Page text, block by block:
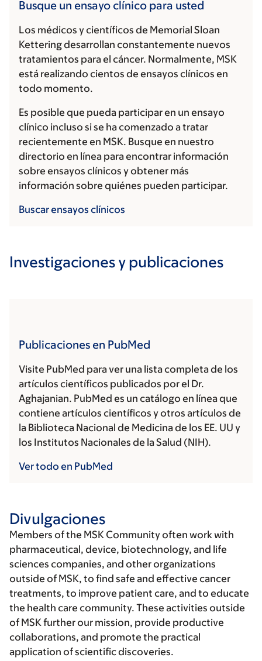
Busque un ensayo clínico para usted
Los médicos y científicos de Memorial Sloan
Kettering desarrollan constantemente nuevos
tratamientos para el cáncer. Normalmente, MSK
está realizando cientos de ensayos clínicos en
todo momento.
Es posible que pueda participar en un ensayo
clínico incluso si se ha comenzado a tratar
recientemente en MSK. Busque en nuestro
directorio en línea para encontrar información
sobre ensayos clínicos y obtener más
información sobre quiénes pueden participar.
Buscar ensayos clínicos
Investigaciones y publicaciones
Publicaciones en PubMed
Visite PubMed para ver una lista completa de los
artículos científicos publicados por el Dr.
Aghajanian. PubMed es un catálogo en línea que
contiene artículos científicos y otros artículos de
la Biblioteca Nacional de Medicina de los EE. UU y
los Institutos Nacionales de la Salud (NIH).
Ver todo en PubMed
Divulgaciones
Members of the MSK Community often work with
pharmaceutical, device, biotechnology, and life
sciences companies, and other organizations
outside of MSK, to find safe and effective cancer
treatments, to improve patient care, and to educate
the health care community. These activities outside
of MSK further our mission, provide productive
collaborations, and promote the practical
application of scientific discoveries.